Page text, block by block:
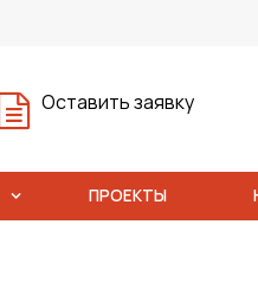
Оставить заявку
ПРОЕКТЫ